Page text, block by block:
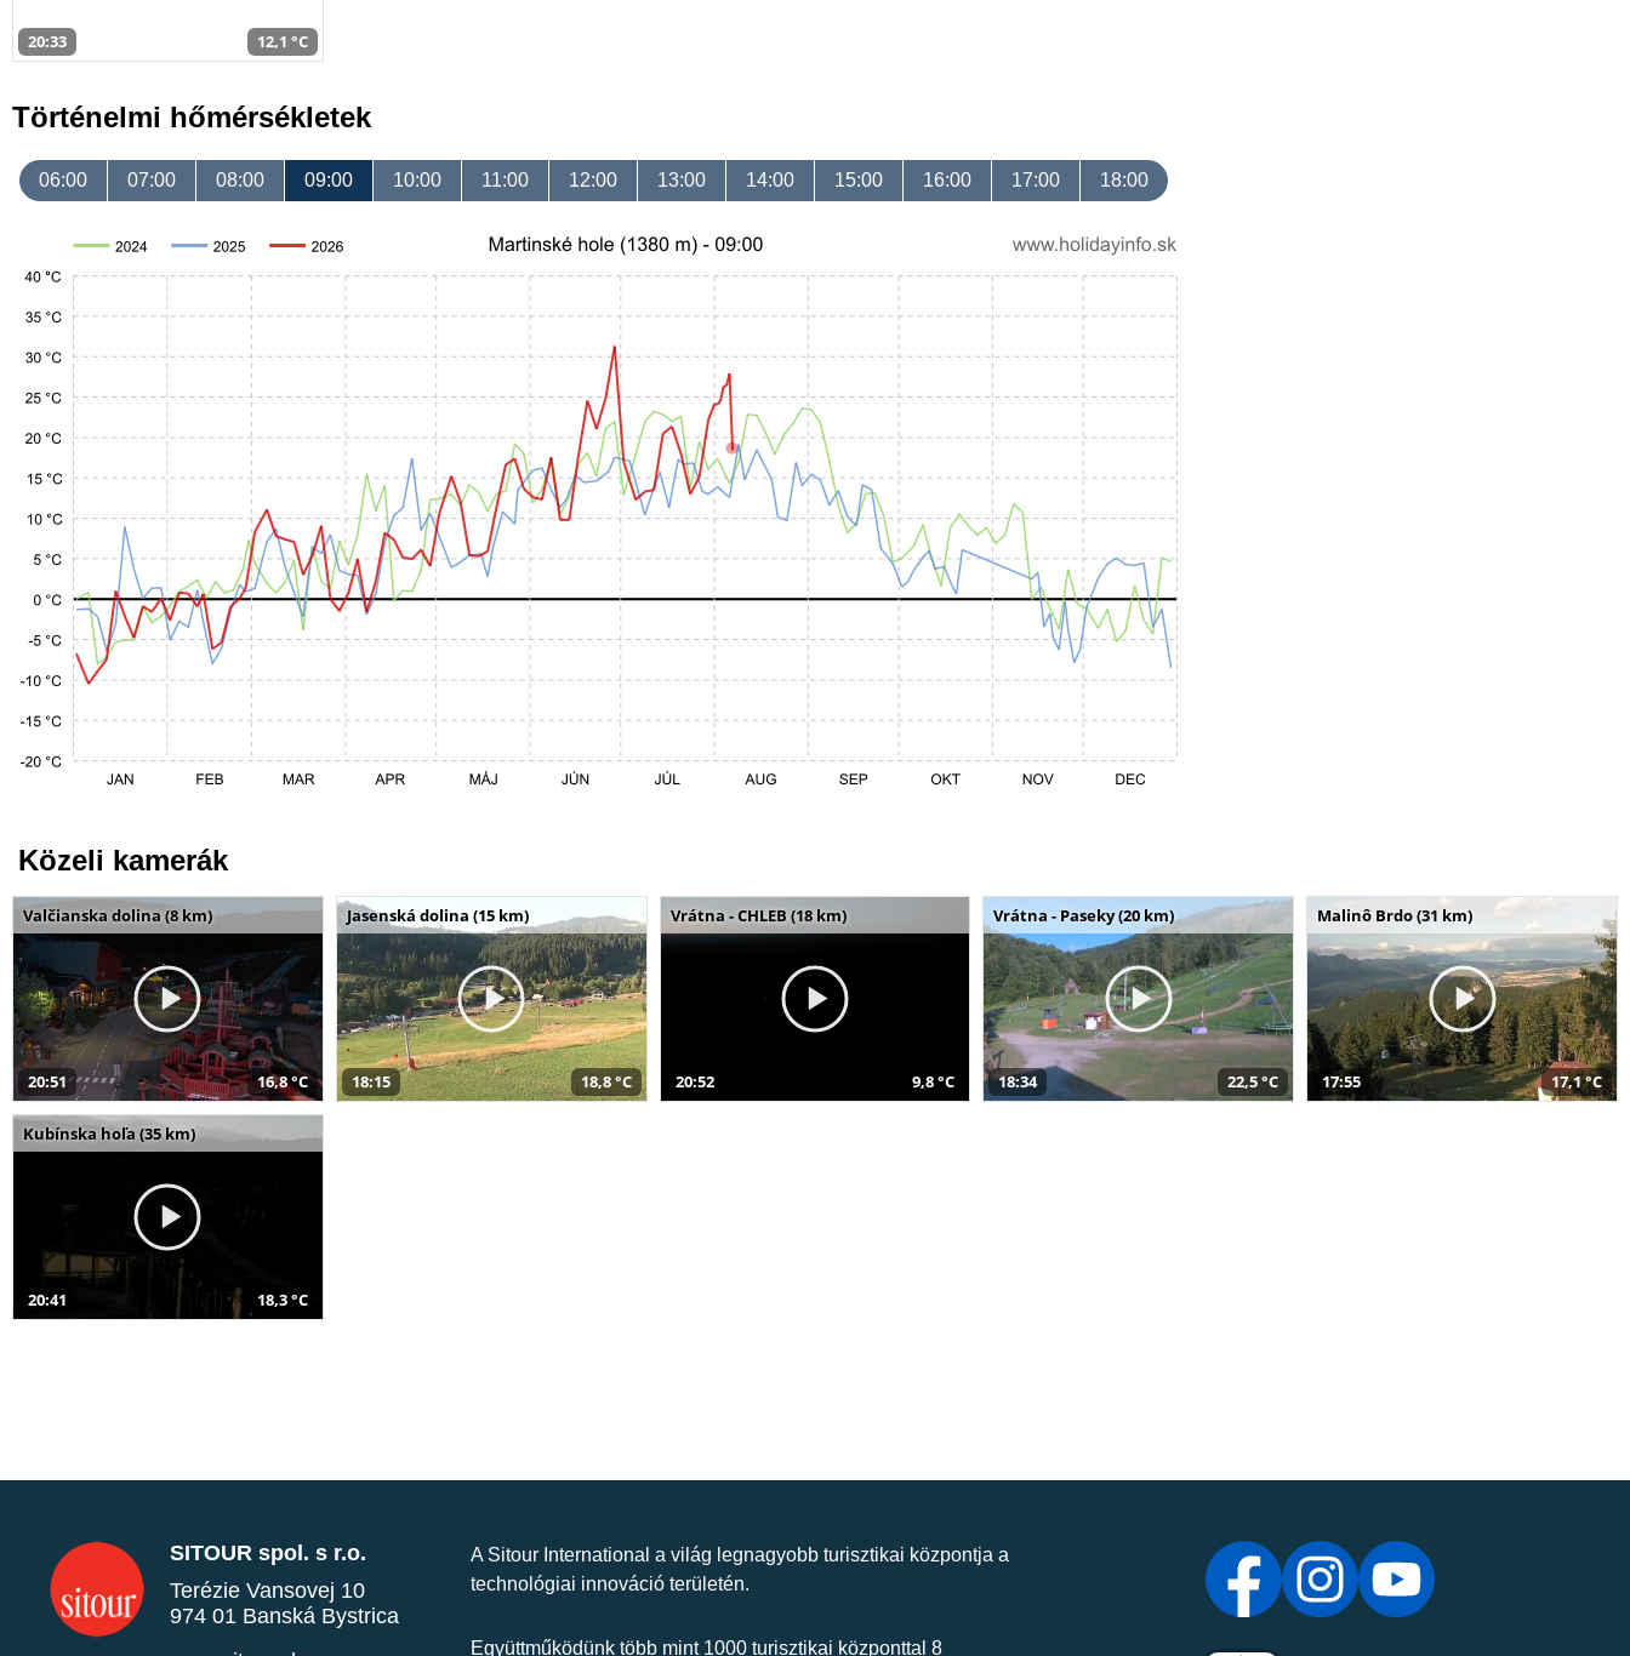
20:33 12,1 °C
Történelmi hőmérsékletek
06:00 07:00 08:00 09:00 10:00 11:00 12:00 13:00 14:00 15:00 16:00 17:00 18:00
Közeli kamerák
Valčianska dolina (8 km)
20:51 16,8 °C
Jasenská dolina (15 km)
18:15 18,8 °C
Vrátna - CHLEB (18 km)
20:52 9,8 °C
Vrátna - Paseky (20 km)
18:34 22,5 °C
Malinô Brdo (31 km)
17:55 17,1 °C
Kubínska hoľa (35 km)
20:41 18,3 °C
SITOUR spol. s r.o.
Terézie Vansovej 10
974 01 Banská Bystrica
A Sitour International a világ legnagyobb turisztikai központja a
technológiai innováció területén.
Együttműködünk több mint 1000 turisztikai központtal 8